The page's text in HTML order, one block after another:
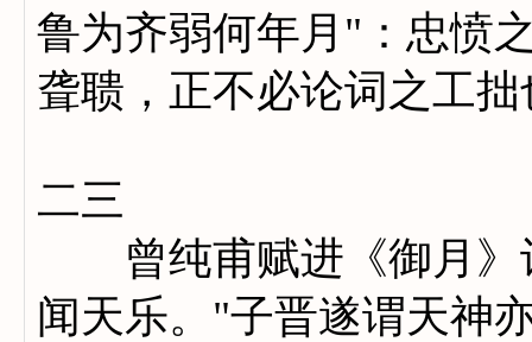
鲁为齐弱何年月"：忠愤
聋聩，正不必论词之工拙
二三
曾纯甫赋进《御月》
闻天乐。"子晋遂谓天神